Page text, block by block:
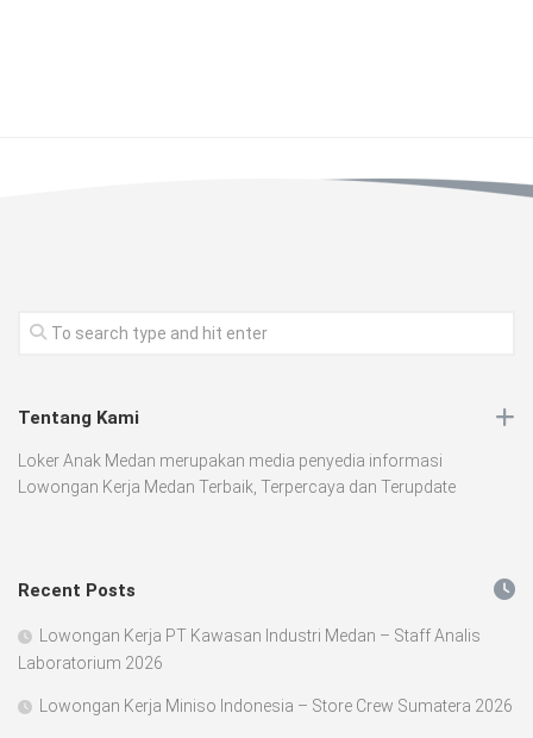
Tentang Kami
Loker Anak Medan merupakan media penyedia informasi
Lowongan Kerja Medan Terbaik, Terpercaya dan Terupdate
Recent Posts
Lowongan Kerja PT Kawasan Industri Medan – Staff Analis
Laboratorium 2026
Lowongan Kerja Miniso Indonesia – Store Crew Sumatera 2026